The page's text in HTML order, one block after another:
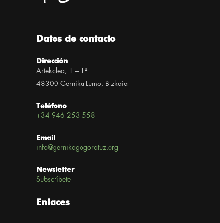
Datos de contacto
Dirección
Artekalea, 1 – 1º
48300 Gernika-Lumo, Bizkaia
Teléfono
+34 946 253 558
Email
info@gernikagogoratuz.org
Newsletter
Subscríbete
Enlaces